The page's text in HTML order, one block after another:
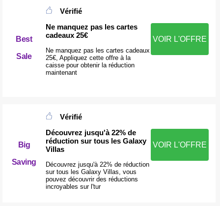
Best
Sale
Vérifié
Ne manquez pas les cartes
cadeaux 25€
Ne manquez pas les cartes cadeaux
25€, Appliquez cette offre à la
caisse pour obtenir la réduction
maintenant
VOIR L'OFFRE
Big
Saving
Vérifié
Découvrez jusqu'à 22% de
réduction sur tous les Galaxy
Villas
Découvrez jusqu'à 22% de réduction
sur tous les Galaxy Villas, vous
pouvez découvrir des réductions
incroyables sur l'tur
VOIR L'OFFRE